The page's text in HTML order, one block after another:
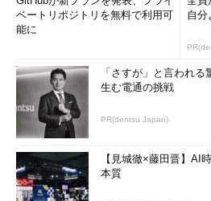
ベートリポジトリを無料で利用可
能に
自分
「さすが」と言われ
生む電通の挑戦
PR(dentsu Japan)
【見城徹×藤田晋】AI
本質